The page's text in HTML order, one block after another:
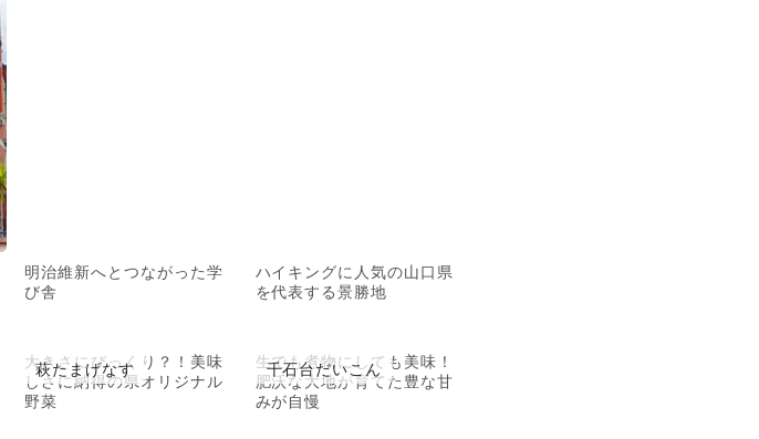
明治維新へとつながった学
び舎
ハイキングに人気の山口県
を代表する景勝地
萩たまげなす
大きさにびっくり？！美味
しさに納得の県オリジナル
野菜
千石台だいこん
生でも煮物にしても美味！
肥沃な大地が育てた豊な甘
みが自慢